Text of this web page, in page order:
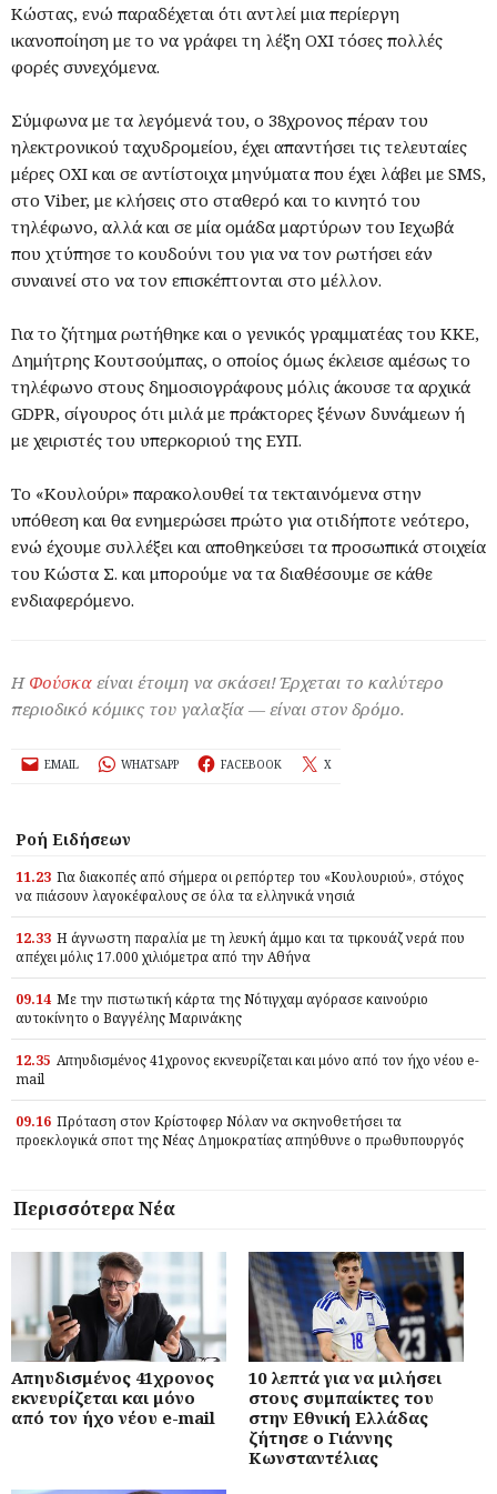
Κώστας, ενώ παραδέχεται ότι αντλεί μια περίεργη
ικανοποίηση με το να γράφει τη λέξη ΟΧΙ τόσες πολλές
φορές συνεχόμενα.
Σύμφωνα με τα λεγόμενά του, ο 38χρονος πέραν του
ηλεκτρονικού ταχυδρομείου, έχει απαντήσει τις τελευταίες
μέρες ΟΧΙ και σε αντίστοιχα μηνύματα που έχει λάβει με SMS,
στο Viber, με κλήσεις στο σταθερό και το κινητό του
τηλέφωνο, αλλά και σε μία ομάδα μαρτύρων του Ιεχωβά
που χτύπησε το κουδούνι του για να τον ρωτήσει εάν
συναινεί στο να τον επισκέπτονται στο μέλλον.
Για το ζήτημα ρωτήθηκε και ο γενικός γραμματέας του ΚΚΕ,
Δημήτρης Κουτσούμπας, ο οποίος όμως έκλεισε αμέσως το
τηλέφωνο στους δημοσιογράφους μόλις άκουσε τα αρχικά
GDPR, σίγουρος ότι μιλά με πράκτορες ξένων δυνάμεων ή
με χειριστές του υπερκοριού της ΕΥΠ.
Το «Κουλούρι» παρακολουθεί τα τεκταινόμενα στην
υπόθεση και θα ενημερώσει πρώτο για οτιδήποτε νεότερο,
ενώ έχουμε συλλέξει και αποθηκεύσει τα προσωπικά στοιχεία
του Κώστα Σ. και μπορούμε να τα διαθέσουμε σε κάθε
ενδιαφερόμενο.
Η Φούσκα είναι έτοιμη να σκάσει! Έρχεται το καλύτερο
περιοδικό κόμικς του γαλαξία — είναι στον δρόμο.
EMAIL WHATSAPP FACEBOOK X
Ροή Ειδήσεων
11.23 Για διακοπές από σήμερα οι ρεπόρτερ του «Κουλουριού», στόχος
να πιάσουν λαγοκέφαλους σε όλα τα ελληνικά νησιά
12.33 Η άγνωστη παραλία με τη λευκή άμμο και τα τιρκουάζ νερά που
απέχει μόλις 17.000 χιλιόμετρα από την Αθήνα
09.14 Με την πιστωτική κάρτα της Νότιγχαμ αγόρασε καινούριο
αυτοκίνητο ο Βαγγέλης Μαρινάκης
12.35 Απηυδισμένος 41χρονος εκνευρίζεται και μόνο από τον ήχο νέου e-
mail
09.16 Πρόταση στον Κρίστοφερ Νόλαν να σκηνοθετήσει τα
προεκλογικά σποτ της Νέας Δημοκρατίας απηύθυνε ο πρωθυπουργός
Περισσότερα Νέα
Απηυδισμένος 41χρονος
εκνευρίζεται και μόνο
από τον ήχο νέου e-mail
10 λεπτά για να μιλήσει
στους συμπαίκτες του
στην Εθνική Ελλάδας
ζήτησε ο Γιάννης
Κωνσταντέλιας